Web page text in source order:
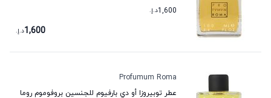
1,600د.إ.
1,600د.إ.
Profumum Roma
عطر توبيروزا أو دي بارفيوم للجنسين بروفوموم روما